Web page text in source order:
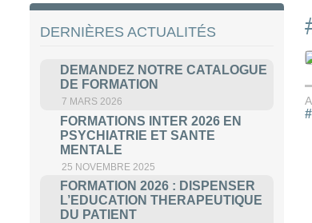
DERNIÈRES ACTUALITÉS
DEMANDEZ NOTRE CATALOGUE
DE FORMATION
7 MARS 2026
FORMATIONS INTER 2026 EN
PSYCHIATRIE ET SANTE
MENTALE
25 NOVEMBRE 2025
FORMATION 2026 : DISPENSER
L’EDUCATION THERAPEUTIQUE
DU PATIENT